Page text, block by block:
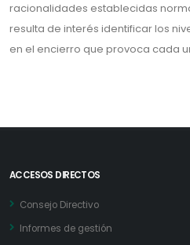
racionalidades establecidas
resulta de interés identificar los
en el encierro que provoca cada
ACCESOS DIRECTOS
Consejo Directivo
Informes de gestión